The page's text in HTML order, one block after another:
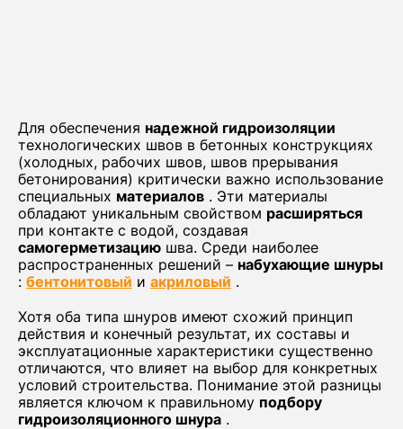
Для обеспечения надежной гидроизоляции
технологических швов в бетонных конструкциях
(холодных, рабочих швов, швов прерывания
бетонирования) критически важно использование
специальных материалов . Эти материалы
обладают уникальным свойством расширяться
при контакте с водой, создавая
самогерметизацию шва. Среди наиболее
распространенных решений – набухающие шнуры
: бентонитовый и акриловый .
Хотя оба типа шнуров имеют схожий принцип
действия и конечный результат, их составы и
эксплуатационные характеристики существенно
отличаются, что влияет на выбор для конкретных
условий строительства. Понимание этой разницы
является ключом к правильному подбору
гидроизоляционного шнура .